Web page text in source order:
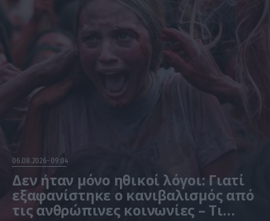
06.08.2026 09:04
Δεν ήταν μόνο ηθικοί λόγοι: Γιατί
εξαφανίστηκε ο κανιβαλισμός από
τις ανθρώπινες κοινωνίες – Τι